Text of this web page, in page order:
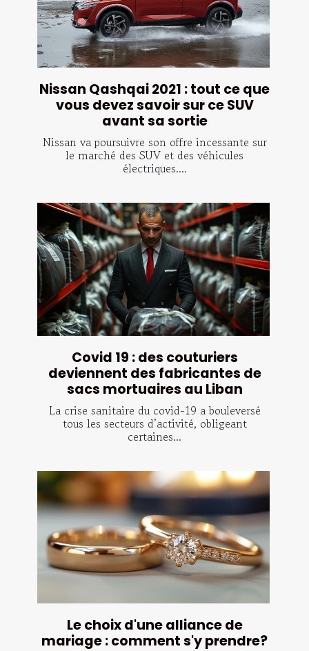
Nissan Qashqai 2021 : tout ce que
vous devez savoir sur ce SUV
avant sa sortie
Nissan va poursuivre son offre incessante sur
le marché des SUV et des véhicules
électriques....
Covid 19 : des couturiers
deviennent des fabricantes de
sacs mortuaires au Liban
La crise sanitaire du covid-19 a bouleversé
tous les secteurs d’activité, obligeant
certaines...
Le choix d'une alliance de
mariage : comment s'y prendre?